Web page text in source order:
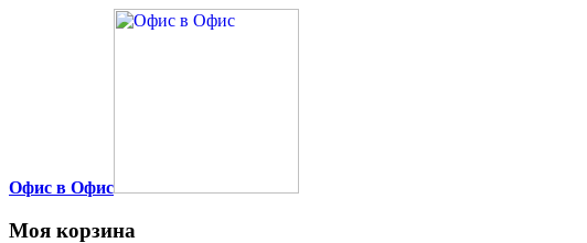
Офис в Офис
Моя корзина